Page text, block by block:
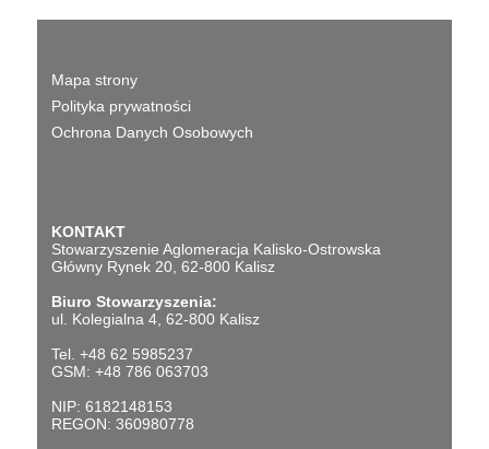
Mapa strony
Polityka prywatności
Ochrona Danych Osobowych
KONTAKT
Stowarzyszenie Aglomeracja Kalisko-Ostrowska
Główny Rynek 20, 62-800 Kalisz
Biuro Stowarzyszenia:
ul. Kolegialna 4, 62-800 Kalisz
Tel. +48 62 5985237
GSM: +48 786 063703
NIP: 6182148153
REGON: 360980778